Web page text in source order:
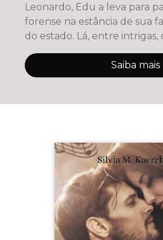
Leonardo, Edu a leva para
forense na estância de sua
do estado. Lá, entre intrigas,
Saiba mais